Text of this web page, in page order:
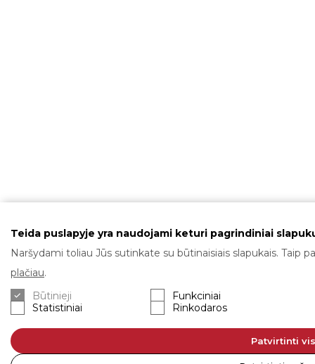
Teida puslapyje yra naudojami keturi pagrindiniai
Naršydami toliau Jūs sutinkate su būtinaisiais slapukais. Taip
plačiau.
Būtinieji
Funkciniai
Statistiniai
Rinkodaros
Patvirtinti